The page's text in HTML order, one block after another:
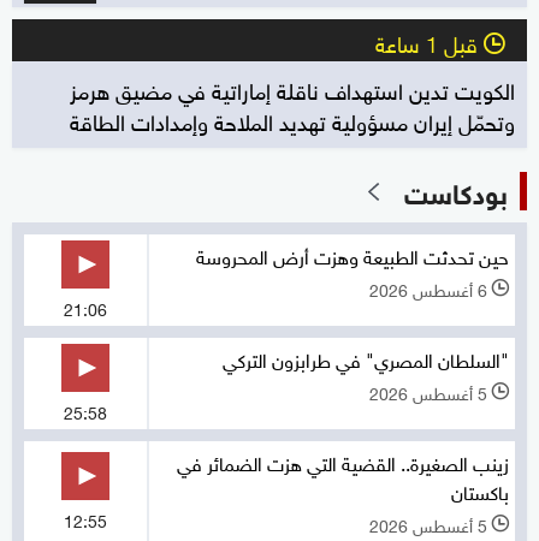
l قبل 1 ساعة
الكويت تدين استهداف ناقلة إماراتية في مضيق هرمز
وتحمّل إيران مسؤولية تهديد الملاحة وإمدادات الطاقة
بودكاست
حين تحدثت الطبيعة وهزت أرض المحروسة
l 6 أغسطس 2026
21:06
"السلطان المصري" في طرابزون التركي
l 5 أغسطس 2026
25:58
زينب الصغيرة.. القضية التي هزت الضمائر في
باكستان
l 5 أغسطس 2026 12:55